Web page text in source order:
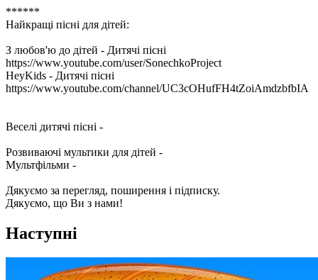
******
Найкращі пісні для дітей:
З любов'ю до дітей - Дитячі пісні
https://www.youtube.com/user/SonechkoProject
HeyKids - Дитячі пісні
https://www.youtube.com/channel/UC3cOHufFH4tZoiAmdzbfbIA
Веселі дитячі пісні -
Розвиваючі мультики для дітей -
Мультфільми -
Дякуємо за перегляд, поширення і підписку.
Дякуємо, що Ви з нами!
Наступні